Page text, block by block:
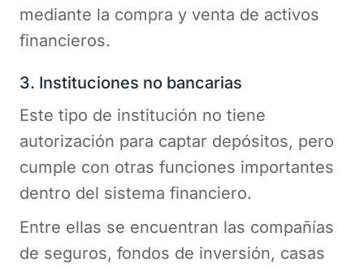
mediante la compra y venta de activos
financieros.
3. Instituciones no bancarias
Este tipo de institución no tiene
autorización para captar depósitos, pero
cumple con otras funciones importantes
dentro del sistema financiero.
Entre ellas se encuentran las compañías
de seguros, fondos de inversión, casas